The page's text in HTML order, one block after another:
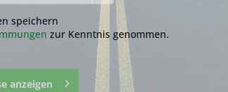
Merken Fragen zum Artikel?
speichern
zur Kenntnis genommen.
anzeigen